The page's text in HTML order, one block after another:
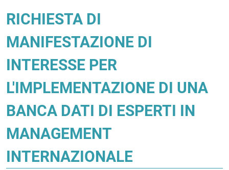
RICHIESTA DI
MANIFESTAZIONE DI
INTERESSE PER
L'IMPLEMENTAZIONE DI UNA
BANCA DATI DI ESPERTI IN
MANAGEMENT
INTERNAZIONALE